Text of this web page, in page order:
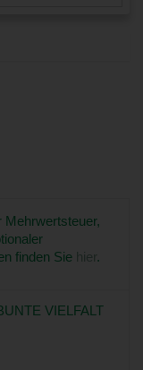
Mehrwertsteuer,
finden Sie hier.
VIELFALT